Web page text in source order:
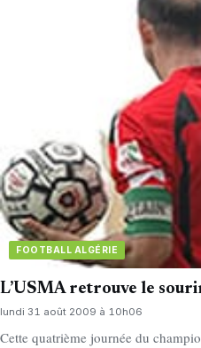
FOOTBALL ALGÉRIE
L’USMA retrouve le
lundi 31 août 2009 à 10h06
Cette quatrième journée du